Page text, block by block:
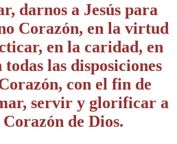
darnos a Jesús para
Corazón, en la virtud
en la caridad, en
las disposiciones
con el fin de
servir y glorificar a
de Dios.